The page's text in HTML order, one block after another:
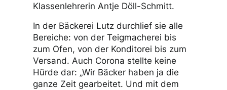
Klassenlehrerin Antje Döll-Schmitt.
In der Bäckerei Lutz durchlief sie alle
Bereiche: von der Teigmacherei bis
zum Ofen, von der Konditorei bis zum
Versand. Auch Corona stellte keine
Hürde dar: „Wir Bäcker haben ja die
ganze Zeit gearbeitet. Und mit dem